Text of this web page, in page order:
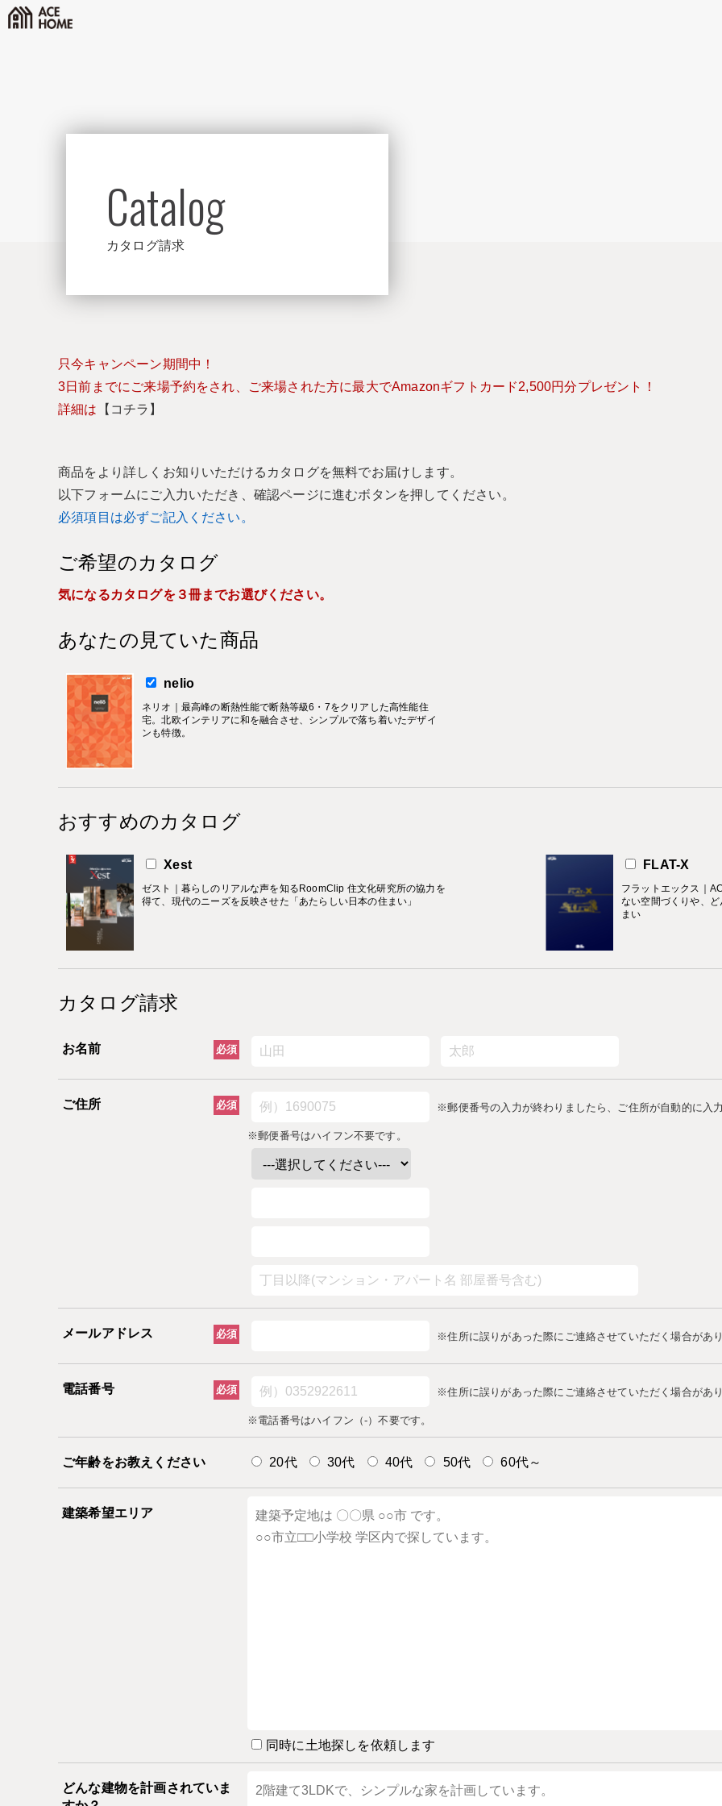
Catalog
カタログ請求
只今キャンペーン期間中！
3日前までにご来場予約をされ、ご来場された方に最大でAmazonギフトカード2,500円分プレゼント！
詳細は 【コチラ】
商品をより詳しくお知りいただけるカタログを無料でお届けします。
以下フォームにご入力いただき、確認ページに進むボタンを押してください。
必須項目は必ずご記入ください。
ご希望のカタログ
気になるカタログを３冊までお選びください。
あなたの見ていた商品
nelio
ネリオ｜最高峰の断熱性能で断熱等級6・7をクリアした高性能住
宅。北欧インテリアに和を融合させ、シンプルで落ち着いたデザイ
ンも特徴。
おすすめのカタログ
Xest
ゼスト｜暮らしのリアルな声を知るRoomClip 住文化研究所の協力を
得て、現代のニーズを反映させた「あたらしい日本の住まい」
FLAT-X
フラットエックス｜
ない空間づくりや、
まい
カタログ請求
お名前 必須
ご住所 必須 ※郵便番号の入力が終わりましたら、ご住所が自動的に入力
※郵便番号はハイフン不要です。
メールアドレス 必須 ※住所に誤りがあった際にご連絡させていただく場合があり
電話番号 必須 ※住所に誤りがあった際にご連絡させていただく場合があり
※電話番号はハイフン（-）不要です。
ご年齢をお教えください 20代 30代 40代 50代 60代～
建築希望エリア
同時に土地探しを依頼します
どんな建物を計画されていま